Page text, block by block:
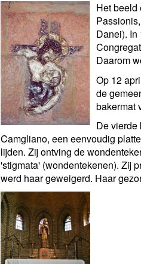
Het beeld
Danei).
Daarom
Op 12
de
bakermat
De vierde
Camgliano, een eenvoudig
lijden. Zij ontving de
'stigmata' (wondentekenen). Zij
werd haar geweigerd. Haar